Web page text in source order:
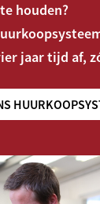
te houden?
jaar tijd af,